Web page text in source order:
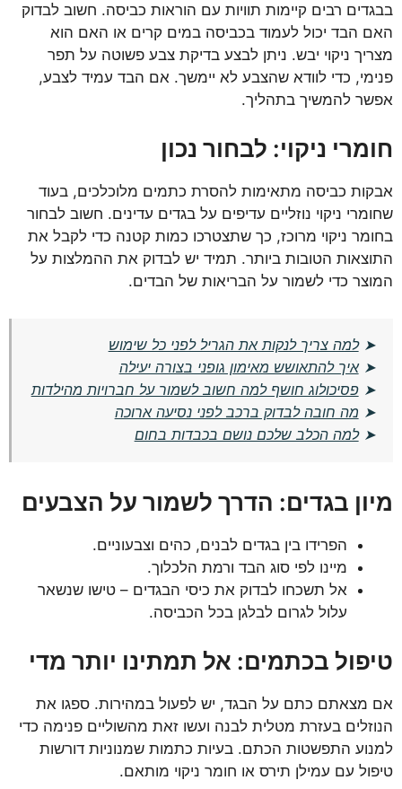
בבגדים רבים קיימות תוויות עם הוראות כביסה. חשוב לבדוק
האם הבד יכול לעמוד בכביסה במים קרים או האם הוא
מצריך ניקוי יבש. ניתן לבצע בדיקת צבע פשוטה על תפר
פנימי, כדי לוודא שהצבע לא יימשך. אם הבד עמיד לצבע,
אפשר להמשיך בתהליך.
חומרי ניקוי: לבחור נכון
אבקות כביסה מתאימות להסרת כתמים מלוכלכים, בעוד
שחומרי ניקוי נוזליים עדיפים על בגדים עדינים. חשוב לבחור
בחומר ניקוי מרוכז, כך שתצטרכו כמות קטנה כדי לקבל את
התוצאות הטובות ביותר. תמיד יש לבדוק את ההמלצות על
המוצר כדי לשמור על הבריאות של הבדים.
➤למה צריך לנקות את הגריל לפני כל שימוש
➤איך להתאושש מאימון גופני בצורה יעילה
➤פסיכולוג חושף למה חשוב לשמור על חברויות מהילדות
➤ מה חובה לבדוק ברכב לפני נסיעה ארוכה
➤למה הכלב שלכם נושם בכבדות בחום
מיון בגדים: הדרך לשמור על הצבעים
הפרידו בין בגדים לבנים, כהים וצבעוניים.
מיינו לפי סוג הבד ורמת הלכלוך.
אל תשכחו לבדוק את כיסי הבגדים – טישו שנשאר
עלול לגרום לבלגן בכל הכביסה.
טיפול בכתמים: אל תמתינו יותר מדי
אם מצאתם כתם על הבגד, יש לפעול במהירות. ספגו את
הנוזלים בעזרת מטלית לבנה ועשו זאת מהשוליים פנימה כדי
למנוע התפשטות הכתם. בעיות כתמות שמנוניות דורשות
טיפול עם עמילן תירס או חומר ניקוי מותאם.